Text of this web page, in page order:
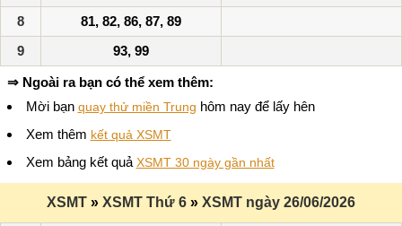
8
81, 82, 86, 87, 89
9
93, 99
⇒ Ngoài ra bạn có thể xem thêm:
Mời bạn quay thử miền Trung hôm nay để lấy hên
Xem thêm kết quả XSMT
Xem bảng kết quả XSMT 30 ngày gần nhất
XSMT » XSMT Thứ 6 » XSMT ngày 26/06/2026